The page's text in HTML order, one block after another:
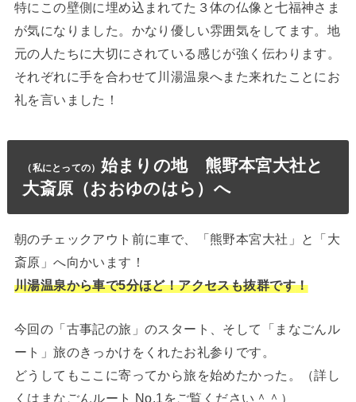
特にこの壁側に埋め込まれてた３体の仏像と七福神さま
が気になりました。かなり優しい雰囲気をしてます。地
元の人たちに大切にされている感じが強く伝わります。
それぞれに手を合わせて川湯温泉へまた来れたことにお
礼を言いました！
（私にとっての） 始まりの地 熊野本宮大社と
大斎原（おおゆのはら）へ
朝のチェックアウト前に車で、「熊野本宮大社」と「大
斎原」へ向かいます！
川湯温泉から車で5分ほど！アクセスも抜群です！
今回の「古事記の旅」のスタート、そして「まなごんル
ート」旅のきっかけをくれたお礼参りです。
どうしてもここに寄ってから旅を始めたかった。（詳し
くはまなごんルート No.1をご覧ください＾＾）